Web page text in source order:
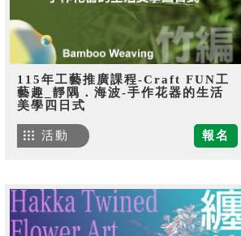
115年工藝推廣課程-Craft FUN工
藝趣_靜隅．海波-手作花器的生活
美學四日式
報名
活動